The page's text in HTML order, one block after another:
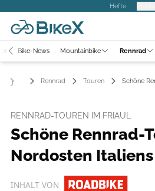
Hefte
Bike-News Mountainbike Rennrad
Rennrad Touren Schöne
RENNRAD-TOUREN IM FRIAUL
Schöne Rennrad-
Nordosten Italiens
INHALT VON